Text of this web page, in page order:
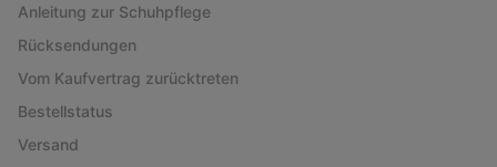
Anleitung zur Schuhpflege
Rücksendungen
Vom Kaufvertrag zurücktreten
Bestellstatus
Versand